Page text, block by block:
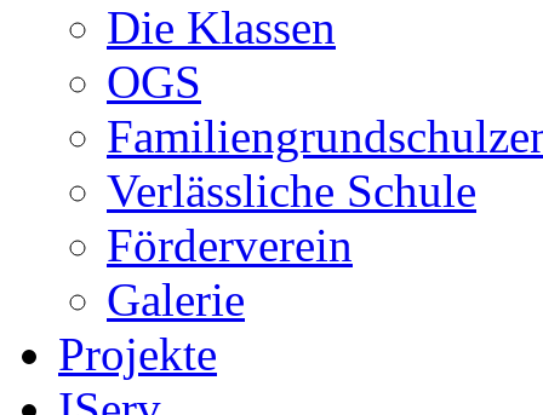
Die Klassen
OGS
Verlässliche Schule
Förderverein
Galerie
Projekte